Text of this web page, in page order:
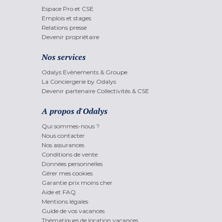
Espace Pro et CSE
Emplois et stages
Relations presse
Devenir propriétaire
Nos services
Odalys Evènements & Groupe
La Conciergerie by Odalys
Devenir partenaire Collectivités & CSE
A propos d'Odalys
Qui sommes-nous ?
Nous contacter
Nos assurances
Conditions de vente
Données personnelles
Gérer mes cookies
Garantie prix moins cher
Aide et FAQ
Mentions légales
Guide de vos vacances
Thématiques de location vacances